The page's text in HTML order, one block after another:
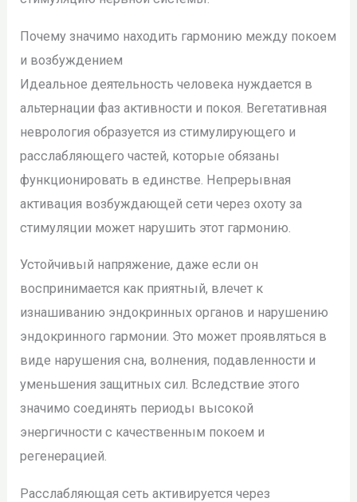
Почему значимо находить гармонию между покоем
и возбуждением
Идеальное деятельность человека нуждается в
альтернации фаз активности и покоя. Вегетативная
неврология образуется из стимулирующего и
расслабляющего частей, которые обязаны
функционировать в единстве. Непрерывная
активация возбуждающей сети через охоту за
стимуляции может нарушить этот гармонию.
Устойчивый напряжение, даже если он
воспринимается как приятный, влечет к
изнашиванию эндокринных органов и нарушению
эндокринного гармонии. Это может проявляться в
виде нарушения сна, волнения, подавленности и
уменьшения защитных сил. Вследствие этого
значимо соединять периоды высокой
энергичности с качественным покоем и
регенерацией.
Расслабляющая сеть активируется через